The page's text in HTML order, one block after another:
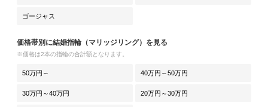
ゴージャス
価格帯別に結婚指輪（マリッジリング）を見る
※価格は2本の指輪の合計額となります。
50万円～ 40万円～50万円
30万円～40万円 20万円～30万円